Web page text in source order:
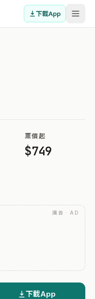
下載App
票價起
$749
廣告 · AD
下載App